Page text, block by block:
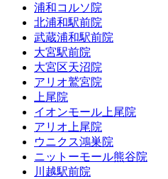
浦和コルソ院
北浦和駅前院
武蔵浦和駅前院
大宮駅前院
大宮区天沼院
アリオ鷲宮院
上尾院
イオンモール上尾院
アリオ上尾院
ウニクス鴻巣院
ニットーモール熊谷院
川越駅前院